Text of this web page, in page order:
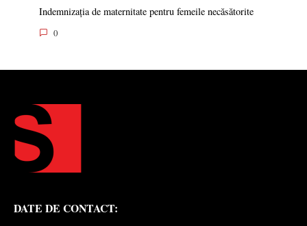
Indemnizația de maternitate pentru femeile necăsătorite
0
DATE DE CONTACT: